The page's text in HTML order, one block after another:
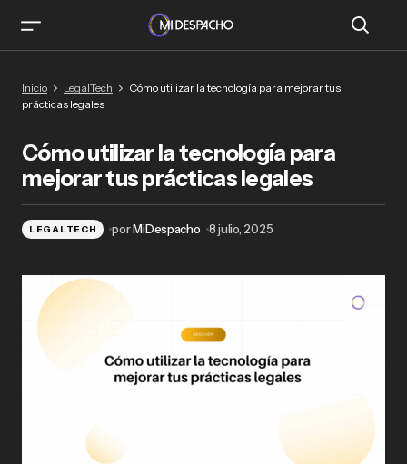
prácticas legales
Inicio LegalTech
Cómo utilizar la tecnología para mejorar tus
prácticas legales
Cómo utilizar la tecnología para
mejorar tus prácticas legales
LEGALTECH porMiDespacho 8 julio, 2025